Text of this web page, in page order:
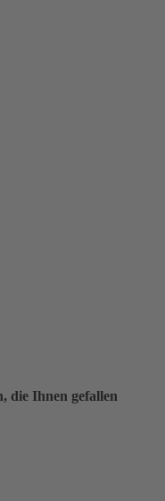
die Ihnen gefallen